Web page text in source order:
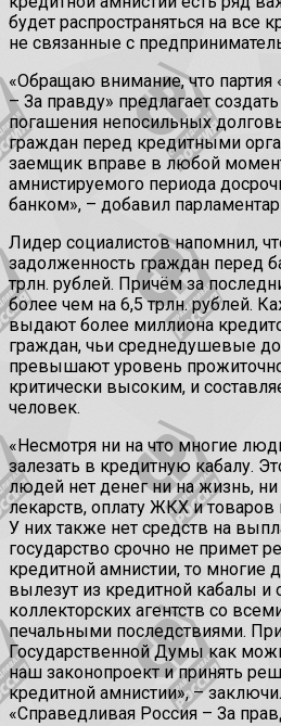
будет распространяться на все
не связанные с
«Обращаю внимание, что партия
– За правду» предлагает
погашения непосильных
граждан перед кредитными
заемщик вправе в любой
амнистируемого периода
банком», – добавил
Лидер социалистов напомнил,
задолженность граждан перед
трлн. рублей. Причём за
более чем на 6,5 трлн. рублей.
выдают более миллиона
граждан, чьи среднедушевые
превышают уровень
критически высоким, и
человек.
«Несмотря ни на что многие
залезать в кредитную кабалу.
людей нет денег ни на жизнь, ни
лекарств, оплату ЖКХ и
У них также нет средств на
государство срочно не примет
кредитной амнистии, то многие
вылезут из кредитной кабалы и
коллекторских агентств со
печальными последствиями.
Государственной Думы как
наш законопроект и принять
кредитной амнистии», –
«Справедливая Россия – За